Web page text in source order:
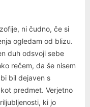
ni čudno, če si
ogledam od blizu.
duh odsvoji sebe
rečem, da še nisem
bil dejaven s
predmet. Verjetno
ki jo